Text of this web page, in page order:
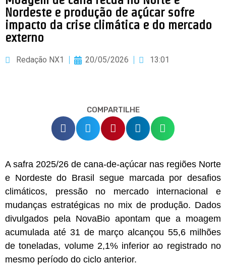
Nordeste e produção de açúcar sofre
impacto da crise climática e do mercado
externo
Redação NX1 20/05/2026 13:01
COMPARTILHE
A safra 2025/26 de cana-de-açúcar nas regiões Norte
e Nordeste do Brasil segue marcada por desafios
climáticos, pressão no mercado internacional e
mudanças estratégicas no mix de produção. Dados
divulgados pela NovaBio apontam que a moagem
acumulada até 31 de março alcançou 55,6 milhões
de toneladas, volume 2,1% inferior ao registrado no
mesmo período do ciclo anterior.